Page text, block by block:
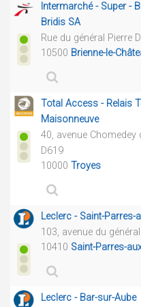
Intermarché - Super -
Bridis SA
Rue du général Pierre
10500 Brienne-le-
Total Access - Relais
Maisonneuve
40, avenue Chomedey
D619
10000 Troyes
Leclerc - Saint-Parres-
103, avenue du
10410 Saint-Parres-
Leclerc - Bar-sur-Aube